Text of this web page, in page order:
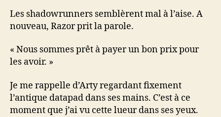
Les shadowrunners semblèrent mal à l’aise. A
nouveau, Razor prit la parole.
« Nous sommes prêt à payer un bon prix pour
les avoir. »
Je me rappelle d’Arty regardant fixement
l’antique datapad dans ses mains. C’est à ce
moment que j’ai vu cette lueur dans ses yeux.